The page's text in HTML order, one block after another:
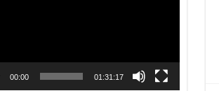
00:00 01:31:17